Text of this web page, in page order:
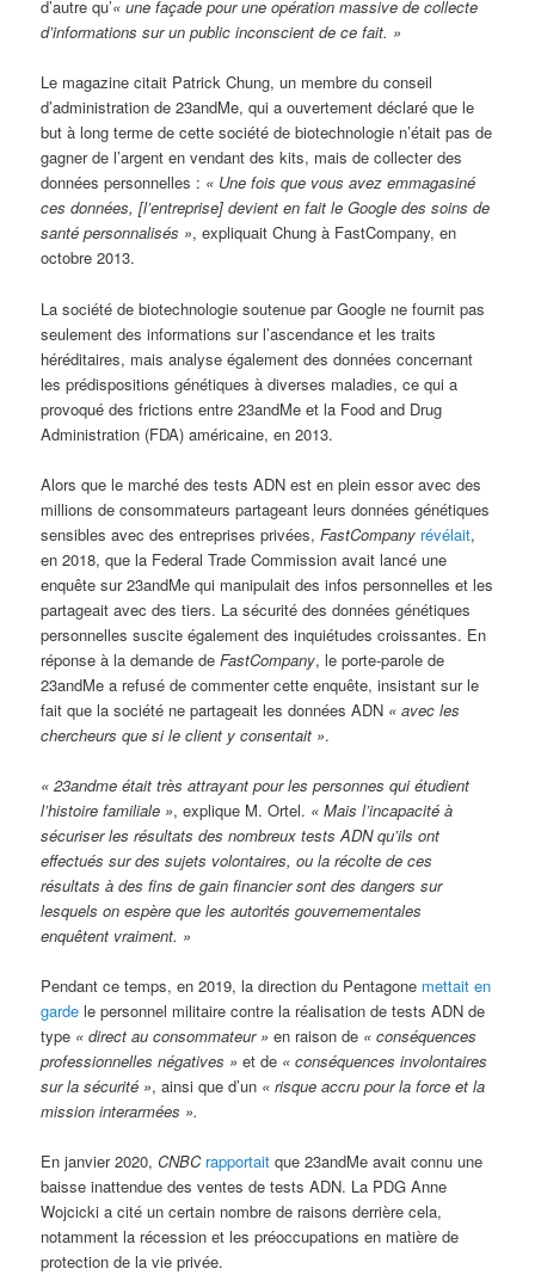
d’autre qu’« une façade pour une opération massive de collecte
d’informations sur un public inconscient de ce fait. »
Le magazine citait Patrick Chung, un membre du conseil
d’administration de 23andMe, qui a ouvertement déclaré que le
but à long terme de cette société de biotechnologie n’était pas de
gagner de l’argent en vendant des kits, mais de collecter des
données personnelles : « Une fois que vous avez emmagasiné
ces données, [l’entreprise] devient en fait le Google des soins de
santé personnalisés », expliquait Chung à FastCompany, en
octobre 2013.
La société de biotechnologie soutenue par Google ne fournit pas
seulement des informations sur l’ascendance et les traits
héréditaires, mais analyse également des données concernant
les prédispositions génétiques à diverses maladies, ce qui a
provoqué des frictions entre 23andMe et la Food and Drug
Administration (FDA) américaine, en 2013.
Alors que le marché des tests ADN est en plein essor avec des
millions de consommateurs partageant leurs données génétiques
sensibles avec des entreprises privées,FastCompany révélait,
en 2018, que la Federal Trade Commission avait lancé une
enquête sur 23andMe qui manipulait des infos personnelles et les
partageait avec des tiers. La sécurité des données génétiques
personnelles suscite également des inquiétudes croissantes. En
réponse à la demande deFastCompany, le porte-parole de
23andMe a refusé de commenter cette enquête, insistant sur le
fait que la société ne partageait les données ADN « avec les
chercheurs que si le client y consentait ».
« 23andme était très attrayant pour les personnes qui étudient
l’histoire familiale », explique M. Ortel. « Mais l’incapacité à
sécuriser les résultats des nombreux tests ADN qu’ils ont
effectués sur des sujets volontaires, ou la récolte de ces
résultats à des fins de gain financier sont des dangers sur
lesquels on espère que les autorités gouvernementales
enquêtent vraiment. »
Pendant ce temps, en 2019, la direction du Pentagone mettait en
garde le personnel militaire contre la réalisation de tests ADN de
type « direct au consommateur » en raison de « conséquences
professionnelles négatives » et de « conséquences involontaires
sur la sécurité », ainsi que d’un « risque accru pour la force et la
mission interarmées ».
En janvier 2020,CNBC rapportait que 23andMe avait connu une
baisse inattendue des ventes de tests ADN. La PDG Anne
Wojcicki a cité un certain nombre de raisons derrière cela,
notamment la récession et les préoccupations en matière de
protection de la vie privée.